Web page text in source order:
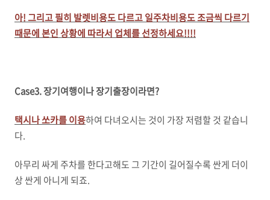
아! 그리고 필히 발렛비용도 다르고 일주차비용도 조금씩 다르기
때문에 본인 상황에 따라서 업체를 선정하세요!!!!
Case3. 장기여행이나 장기출장이라면?
택시나 쏘카를 이용하여 다녀오시는 것이 가장 저렴할 것 같습니
다.
아무리 싸게 주차를 한다고해도 그 기간이 길어질수록 싼게 더이
상 싼게 아니게 되죠.